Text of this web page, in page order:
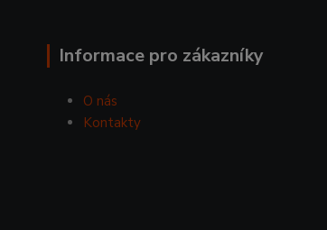
Informace pro zákazníky
O nás
Kontakty